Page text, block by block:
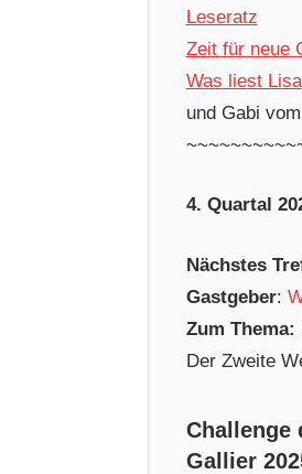
Leseratz
Zeit für neue
Was liest Lisa
und Gabi
4. Quartal
Nächstes
Gastgeber:
Zum Thema:
Der Zweite
Challenge
Gallier